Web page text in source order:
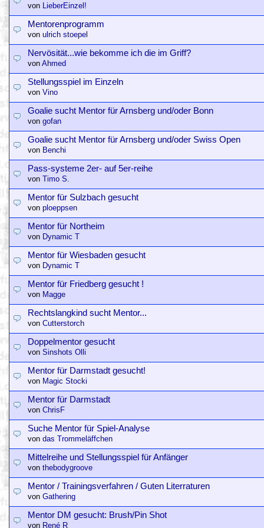
von LieberEinzel!
Mentorenprogramm
von ulrich stoepel
Nervösität...wie bekomme ich die im Griff?
von Ahmed
Stellungsspiel im Einzeln
von Vino
Goalie sucht Mentor für Arnsberg und/oder Bonn
von gofan
Goalie sucht Mentor für Arnsberg und/oder Swiss Open
von Benchi
Pass-systeme 2er- auf 5er-reihe
von Timo S.
Mentor für Sulzbach gesucht
von ploeppsen
Mentor für Northeim
von Dynamic T
Mentor für Wiesbaden gesucht
von Dynamic T
Mentor für Friedberg gesucht !
von Magge
Rechtslangkind sucht Mentor...
von Cutterstorch
Doppelmentor gesucht
von Sinshots Olli
Mentor für Darmstadt gesucht!
von Magic Stocki
Mentor für Darmstadt
von ChrisF
Suche Mentor für Spiel-Analyse
von das Trommeläffchen
Mittelreihe und Stellungsspiel für Anfänger
von thebodygroove
Mentor / Trainingsverfahren / Guten Literraturen
von Gathering
Mentor DM gesucht: Brush/Pin Shot
von René R